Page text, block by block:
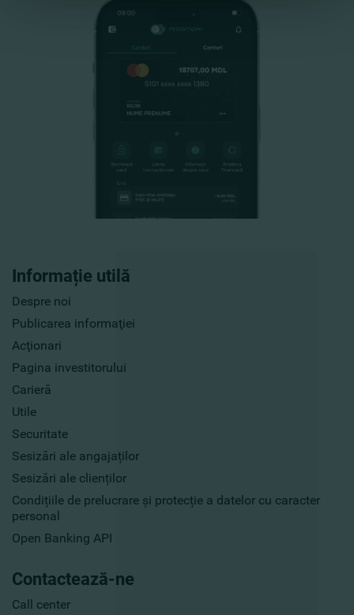
Informație utilă
Despre noi
Publicarea informaţiei
Acţionari
Pagina investitorului
Carieră
Utile
Securitate
Sesizări ale angajaților
Sesizări ale clienților
Condițiile de prelucrare și protecție a datelor cu caracter
personal
Open Banking API
Contactează-ne
Call center